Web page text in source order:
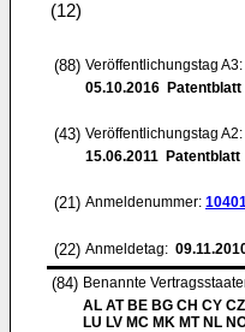
(12)
(88) Veröffentlichungstag A3:
05.10.2016
(43) Veröffentlichungstag A2:
15.06.2011 Patentblatt
(21) Anmeldenummer:
(22) Anmeldetag:
(84) Benannte
AL AT BE BG CH CY
LU LV MC MK MT NL